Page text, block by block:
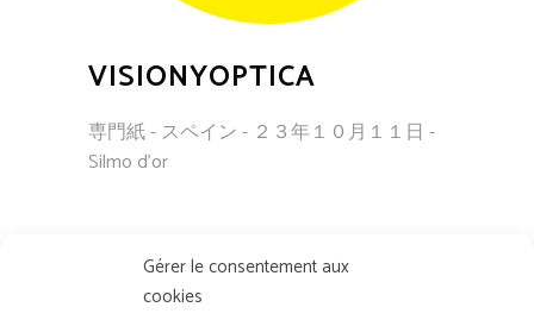
Gérer le consentement aux
cookies
VISIONYOPTICA
専門紙 - スペイン - ２３年１０月１１日 -
Silmo d'or